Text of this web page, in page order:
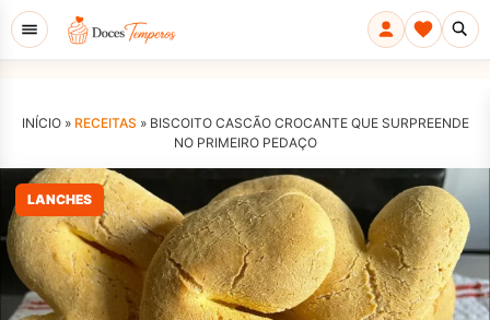
INÍCIO » RECEITAS » BISCOITO CASCÃO CROCANTE QUE SURPREENDE
NO PRIMEIRO PEDAÇO
LANCHES